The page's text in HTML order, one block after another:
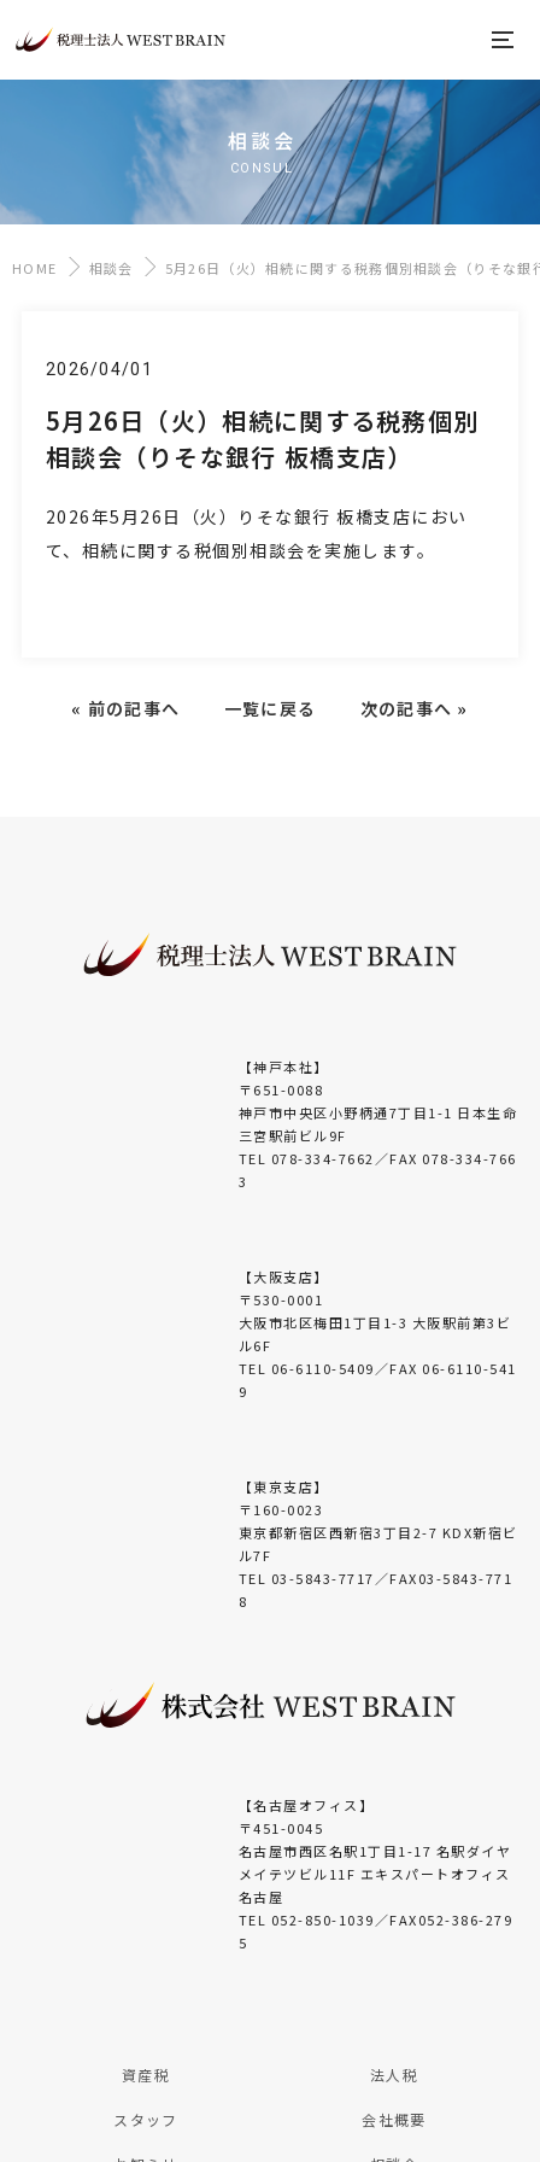
相談会
CONSUL
HOME 相談会 5月26日（火）相続に関する税務個別相談会（りそな銀
2026/04/01
5月26日（火）相続に関する税務個別
相談会（りそな銀行 板橋支店）
2026年5月26日 （火）
りそな銀行 板橋支店におい
て、相続に関する税個別相談会を実施します。
« 前の記事へ 一覧に戻る 次の記事へ »
【神戸本社】
〒651-0088
神戸市中央区小野柄通7丁目1-1 日本生命
三宮駅前ビル9F
TEL 078-334-7662／FAX 078-334-766
3
【大阪支店】
〒530-0001
大阪市北区梅田1丁目1-3 大阪駅前第3ビ
ル6F
TEL 06-6110-5409／FAX 06-6110-541
9
【東京支店】
〒160-0023
東京都新宿区西新宿3丁目2-7 KDX新宿ビ
ル7F
TEL 03-5843-7717／FAX03-5843-771
8
【名古屋オフィス】
〒451-0045
名古屋市西区名駅1丁目1-17 名駅ダイヤ
メイテツビル11F エキスパートオフィス
名古屋
TEL 052-850-1039／FAX052-386-279
5
資産税 法人税
スタッフ 会社概要